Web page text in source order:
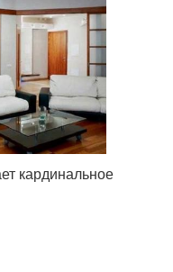
кардинальное